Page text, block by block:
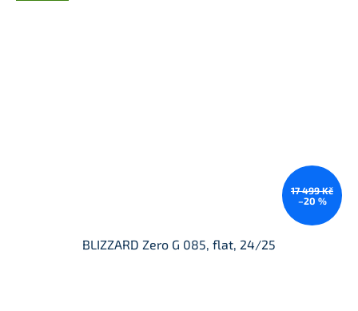
17 499 Kč
–20 %
BLIZZARD Zero G 085, flat, 24/25